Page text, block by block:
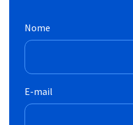
Nome
E-mail